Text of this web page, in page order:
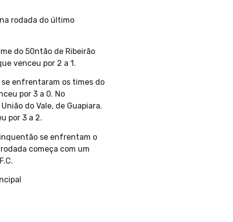
rodada do último
do 50ntão de Ribeirão
venceu por 2 a 1.
enfrentaram os times do
por 3 a 0. No
do Vale, de Guapiara.
por 3 a 2.
se enfrentam o
começa com um